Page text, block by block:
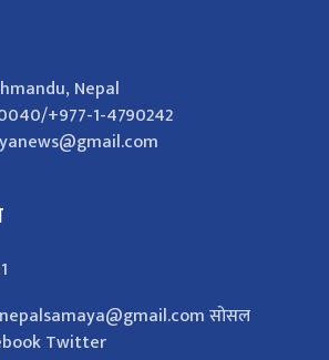
Nepal
+977-1-4790242
सोसल
Twitter